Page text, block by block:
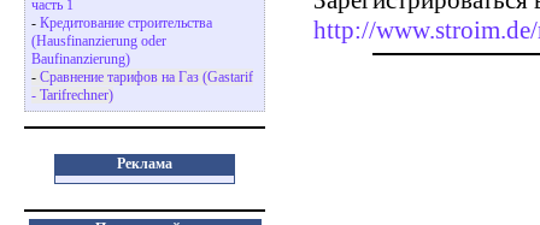
часть 1
- Кредитование строительства
(Hausfinanzierung oder
Baufinanzierung)
- Сравнение тарифов на Газ (Gastarif
- Tarifrechner)
Реклама
http://